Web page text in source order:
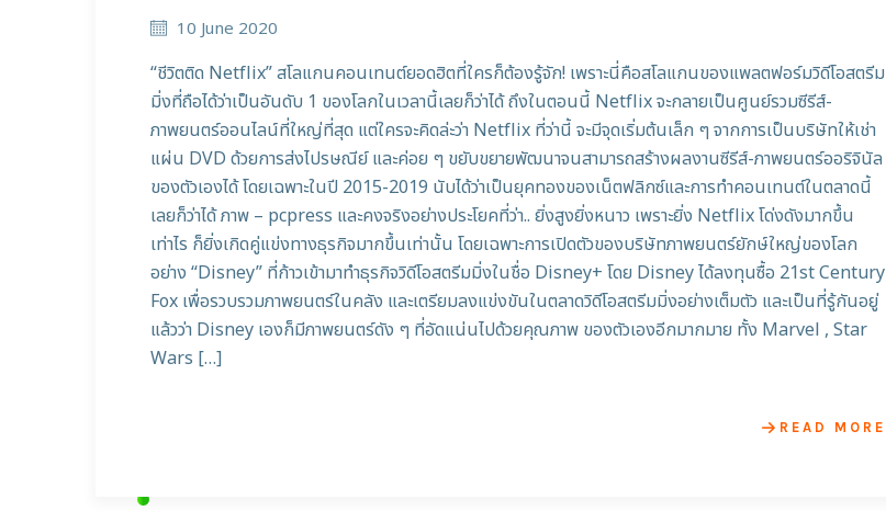
10 June 2020
“ชีวิตติด Netflix” สโลแกนคอนเทนต์ยอดฮิตที่ใครก็ต้องรู้จัก! เพราะนี่คือสโลแกนของแพลตฟอร์มวิดีโอสตรีม
มิ่งที่ถือได้ว่าเป็นอันดับ 1 ของโลกในเวลานี้เลยก็ว่าได้ ถึงในตอนนี้ Netflix จะกลายเป็นศูนย์รวมซีรีส์-
ภาพยนตร์ออนไลน์ที่ใหญ่ที่สุด แต่ใครจะคิดล่ะว่า Netflix ที่ว่านี้ จะมีจุดเริ่มต้นเล็ก ๆ จากการเป็นบริษัทให้เช่า
แผ่น DVD ด้วยการส่งไปรษณีย์ และค่อย ๆ ขยับขยายพัฒนาจนสามารถสร้างผลงานซีรีส์-ภาพยนตร์ออริจินัล
ของตัวเองได้ โดยเฉพาะในปี 2015-2019 นับได้ว่าเป็นยุคทองของเน็ตฟลิกซ์และการทำคอนเทนต์ในตลาดนี้
เลยก็ว่าได้ ภาพ – pcpress และคงจริงอย่างประโยคที่ว่า.. ยิ่งสูงยิ่งหนาว เพราะยิ่ง Netflix โด่งดังมากขึ้น
เท่าไร ก็ยิ่งเกิดคู่แข่งทางธุรกิจมากขึ้นเท่านั้น โดยเฉพาะการเปิดตัวของบริษัทภาพยนตร์ยักษ์ใหญ่ของโลก
อย่าง “Disney” ที่ก้าวเข้ามาทำธุรกิจวิดีโอสตรีมมิ่งในชื่อ Disney+ โดย Disney ได้ลงทุนซื้อ 21st Century
Fox เพื่อรวบรวมภาพยนตร์ในคลัง และเตรียมลงแข่งขันในตลาดวิดีโอสตรีมมิ่งอย่างเต็มตัว และเป็นที่รู้กันอยู่
แล้วว่า Disney เองก็มีภาพยนตร์ดัง ๆ ที่อัดแน่นไปด้วยคุณภาพ ของตัวเองอีกมากมาย ทั้ง Marvel , Star
Wars […]
READ MORE